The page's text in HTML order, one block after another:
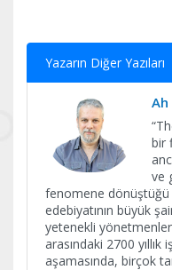
Yazarın Diğer Yazıları
Ah
bir
ve
fenomene dönüştüğü
edebiyatının büyük
yetenekli
arasındaki 2700 yıllık
aşamasında, birçok